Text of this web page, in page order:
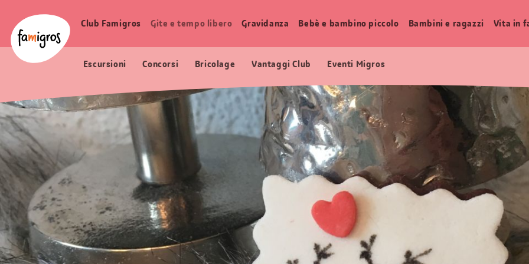
segnalibri
Logo
Navigazione
Club Famigros Gite e tempo libero Gravidanza Bebè e bambino piccolo Bambini e ragazzi Vita in
Escursioni Concorsi Bricolage Vantaggi Club Eventi Migros